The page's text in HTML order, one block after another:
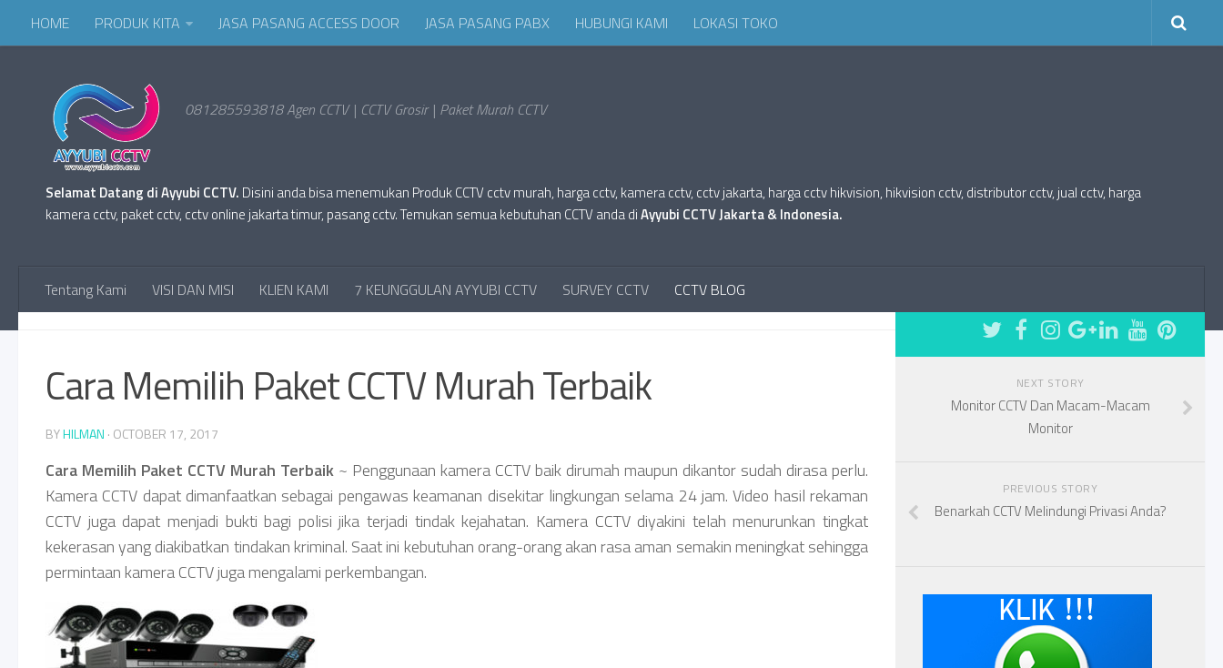
HOME PRODUK KITA JASA PASANG ACCESS DOOR JASA PASANG PABX HUBUNGI KAMI LOKASI TOKO
081285593818 Agen CCTV | CCTV Grosir | Paket Murah CCTV
Selamat Datang di Ayyubi CCTV. Disini anda bisa menemukan Produk CCTV cctv murah, harga cctv, kamera cctv, cctv jakarta, harga cctv hikvision, hikvision cctv, distributor cctv, jual cctv, harga
kamera cctv, paket cctv, cctv online jakarta timur, pasang cctv. Temukan semua kebutuhan CCTV anda diAyyubi CCTV Jakarta & Indonesia.
Tentang Kami VISI DAN MISI KLIEN KAMI 7 KEUNGGULAN AYYUBI CCTV SURVEY CCTV CCTV BLOG
Cara Memilih Paket CCTV Murah Terbaik
BYHILMAN · OCTOBER 17, 2017
Cara Memilih Paket CCTV Murah Terbaik ~ Penggunaan kamera CCTV baik dirumah maupun dikantor sudah dirasa perlu.
Kamera CCTV dapat dimanfaatkan sebagai pengawas keamanan disekitar lingkungan selama 24 jam. Video hasil rekaman
CCTV juga dapat menjadi bukti bagi polisi jika terjadi tindak kejahatan. Kamera CCTV diyakini telah menurunkan tingkat
kekerasan yang diakibatkan tindakan kriminal. Saat ini kebutuhan orang-orang akan rasa aman semakin meningkat sehingga
permintaan kamera CCTV juga mengalami perkembangan.
NEXT STORY
Monitor CCTV Dan Macam-Macam
Monitor
PREVIOUS STORY
Benarkah CCTV Melindungi Privasi Anda?